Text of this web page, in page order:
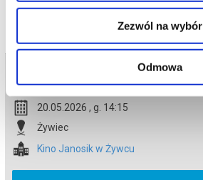
Zezwól na wybór
Odmowa
20.05.2026 , g. 14:15 (środa)
20.05.2026 , g. 14:15
Żywiec
Kino Janosik w Żywcu